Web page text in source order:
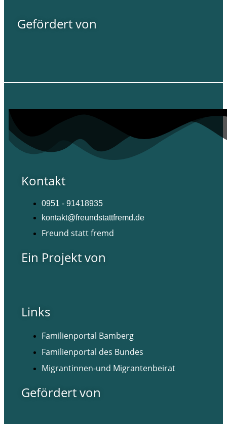
Gefördert von
Kontakt
0951 - 91418935
kontakt@freundstattfremd.de
Freund statt fremd
Ein Projekt von
Links
Familienportal Bamberg
Familienportal des Bundes
Migrantinnen-und Migrantenbeirat
Gefördert von